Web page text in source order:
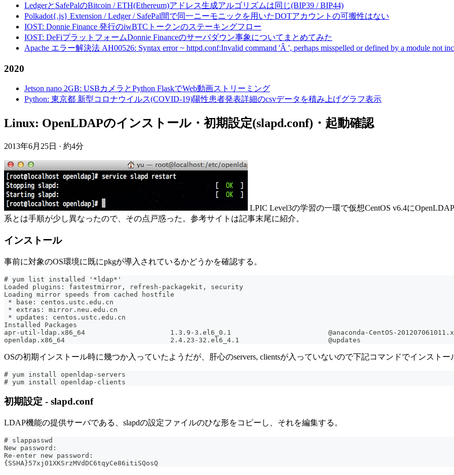
LedgerとSafePalのBitcoin / ETH(Ethereum)アドレス生成アルゴリズムは同じ(BIP39 / BIP44)
Polkadot{.js} Extension / Ledger / SafePal間で同一ニーモニックを用いたDOTアカウントの可搬性はない
IOST: Donnie Finance 発行のiwBTCトークンのステーキングフロー
IOST: DeFiプラットフォームDonnie Financeのサーバダウン事象についてまとめてみた
Apache エラー解決法 AH00526: Syntax error ~ httpd.conf:Invalid command 'Â ', perhaps misspelled or defined by a module not
2020
Jetson nano 2GB: USBカメラとPython FlaskでWeb動画ストリーミング
Python: 東京都 新型コロナウイルス(COVID-19)陽性患者発表詳細のcsvデータを積み上げグラフ表示
Linux: OpenLDAPのインストール・初期設定(slapd.conf)・起動確認
2013年6月25日 · 約4分
LPIC Level3の学習の一環で仮想CentOS v6.4に
系とは手順が少し異なったので、その点戸惑った。参考サイトは記事末尾に紹介。
インストール
事前に対象のOS環境に既にpkgが導入されているかどうかを確認する。
# yum list installed '*ldap*'
Loaded plugins: fastestmirror, refresh-packagekit, security
Loading mirror speeds from cached hostfile
* base: centos.ustc.edu.cn
* extras: mirror.neu.edu.cn
* updates: centos.ustc.edu.cn
Installed Packages
apr-util-ldap.x86_64                     1.3.9-3.el6_0.1                        @anaconda-CentOS-
openldap.x86_64                          2.4.23-32.el6_4.1                      @updates
OSの初期インストール時に幾つか入っていたようだが、肝心のservers, clientsが入っていないので下記コマンドでインストー
# yum install openldap-servers
# yum install openldap-clients
初期設定 - slapd.conf
LDAP機能の提供サーバである、slapdの設定ファイルのひな形をコピーし、それを編集する。
# slappasswd
New password:
Re-enter new password:
{SSHA}57xj01XKSrzMVdDC6tqyCe86itiSQosQ